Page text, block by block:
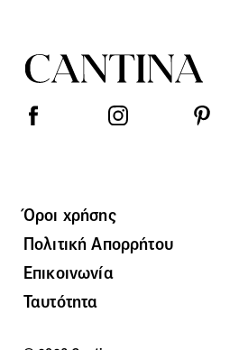
Όροι χρήσης
Πολιτική Απορρήτου
Επικοινωνία
Ταυτότητα